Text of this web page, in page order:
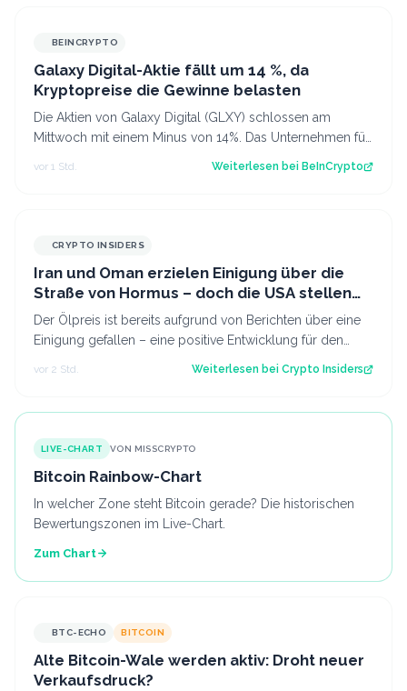
BEINCRYPTO
Galaxy Digital-Aktie fällt um 14 %, da
Kryptopreise die Gewinne belasten
Die Aktien von Galaxy Digital (GLXY) schlossen am
Mittwoch mit einem Minus von 14%. Das Unternehmen für
vor 1 Std. Weiterlesen bei BeInCrypto
CRYPTO INSIDERS
Iran und Oman erzielen Einigung über die
Straße von Hormus – doch die USA stellen
sich quer
Der Ölpreis ist bereits aufgrund von Berichten über eine
Einigung gefallen – eine positive Entwicklung für den
vor 2 Std. Weiterlesen bei Crypto Insiders
LIVE-CHART VON MISSCRYPTO
Bitcoin Rainbow-Chart
In welcher Zone steht Bitcoin gerade? Die historischen
Bewertungszonen im Live-Chart.
Zum Chart
BTC-ECHO BITCOIN
Alte Bitcoin-Wale werden aktiv: Droht neuer
Verkaufsdruck?